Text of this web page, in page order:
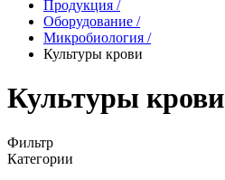
Продукция /
Оборудование /
Микробиология /
Культуры крови
Культуры крови
Фильтр
Категории